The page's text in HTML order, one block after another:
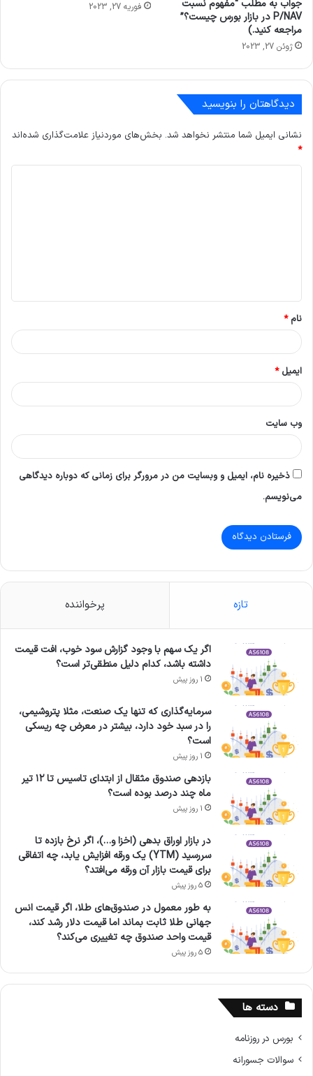
جواب به مطلب “مفهوم نسبت
P/NAV در بازار بورس چیست؟”
مراجعه کنید.)
ژوئن 27, 2023
فوریه 27, 2023
دیدگاهتان را بنویسید
نشانی ایمیل شما منتشر نخواهد شد. بخش‌های موردنیاز علامت‌گذاری شده‌اند
*
*
نام*
ایمیل*
وب‌ سایت
ذخیره نام، ایمیل و وبسایت من در مرورگر برای زمانی که دوباره دیدگاهی
می‌نویسم.
تازه پرخواننده
اگر یک سهم با وجود گزارش سود خوب، افت قیمت
داشته باشد، کدام دلیل منطقی‌تر است؟
1 روز پیش
سرمایه‌گذاری که تنها یک صنعت، مثلا پتروشیمی،
را در سبد خود دارد، بیشتر در معرض چه ریسکی
است؟
1 روز پیش
بازدهی صندوق مثقال از ابتدای تاسیس تا ۱۲ تیر
ماه چند درصد بوده است؟
1 روز پیش
در بازار اوراق بدهی (اخزا و…)، اگر نرخ بازده تا
سررسید (YTM) یک ورقه افزایش یابد، چه اتفاقی
برای قیمت بازار آن ورقه می‌افتد؟
5 روز پیش
به طور معمول در صندوق‌های طلا، اگر قیمت انس
جهانی طلا ثابت بماند اما قیمت دلار رشد کند،
قیمت واحد صندوق چه تغییری می‌کند؟
5 روز پیش
دسته ها
بورس در روزنامه
سوالات جسورانه